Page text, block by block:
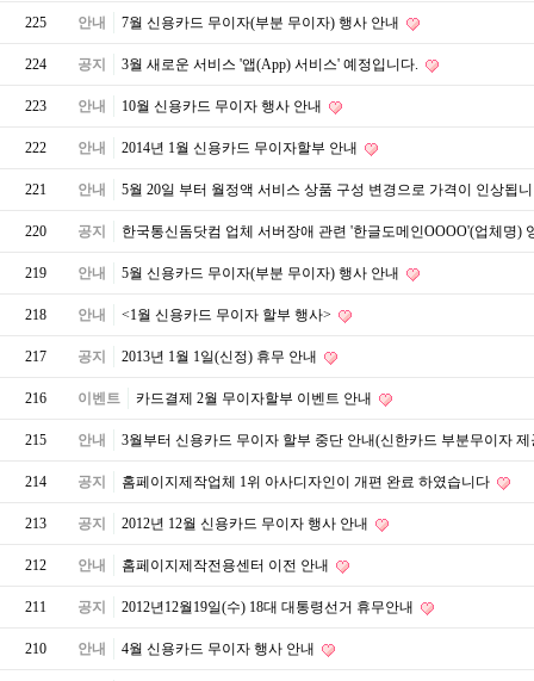
225 안내 7월 신용카드 무이자(부분 무이자) 행사 안내
224 공지 3월 새로운 서비스 '앱(App) 서비스' 예정입니다.
223 안내 10월 신용카드 무이자 행사 안내
222 안내 2014년 1월 신용카드 무이자할부 안내
221 안내 5월 20일 부터 월정액 서비스 상품 구성 변경으로 가격이 인상됩
220 공지 한국통신돔닷컴 업체 서버장애 관련 '한글도메인OOOO'(업체명)
219 안내 5월 신용카드 무이자(부분 무이자) 행사 안내
218 안내 <1월 신용카드 무이자 할부 행사>
217 공지 2013년 1월 1일(신정) 휴무 안내
216 이벤트 카드결제 2월 무이자할부 이벤트 안내
215 안내 3월부터 신용카드 무이자 할부 중단 안내(신한카드 부분무이자
214 공지 홈페이지제작업체 1위 아사디자인이 개편 완료 하였습니다
213 공지 2012년 12월 신용카드 무이자 행사 안내
212 안내 홈페이지제작전용센터 이전 안내
211 공지 2012년12월19일(수) 18대 대통령선거 휴무안내
210 안내 4월 신용카드 무이자 행사 안내